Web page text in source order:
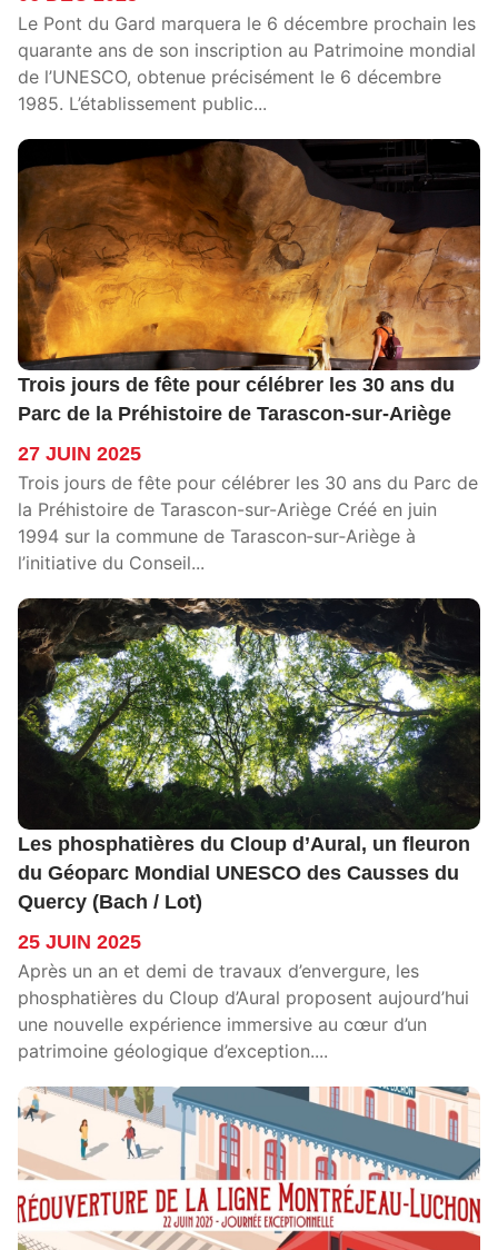
Le Pont du Gard marquera le 6 décembre prochain les
quarante ans de son inscription au Patrimoine mondial
de l’UNESCO, obtenue précisément le 6 décembre
1985. L’établissement public...
Trois jours de fête pour célébrer les 30 ans du
Parc de la Préhistoire de Tarascon-sur-Ariège
27 JUIN 2025
Trois jours de fête pour célébrer les 30 ans du Parc de
la Préhistoire de Tarascon-sur-Ariège Créé en juin
1994 sur la commune de Tarascon‑sur‑Ariège à
l’initiative du Conseil...
Les phosphatières du Cloup d’Aural, un fleuron
du Géoparc Mondial UNESCO des Causses du
Quercy (Bach / Lot)
25 JUIN 2025
Après un an et demi de travaux d’envergure, les
phosphatières du Cloup d’Aural proposent aujourd’hui
une nouvelle expérience immersive au cœur d’un
patrimoine géologique d’exception....